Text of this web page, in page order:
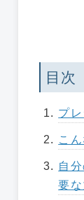
目次
プ
こ
自
要